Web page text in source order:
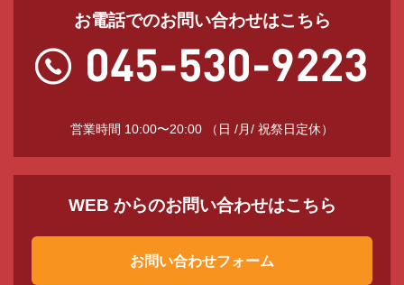
お電話でのお問い合わせはこちら
営業時間 10:00〜20:00 （日 /月/ 祝祭日定休）
WEB からのお問い合わせはこちら
お問い合わせフォーム